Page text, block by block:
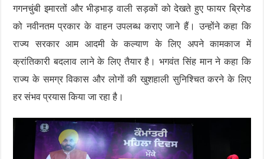
गगनचुंबी इमारतों और भीड़भाड़ वाली सड़कों को देखते हुए फायर ब्रिगेड
को नवीनतम प्रकार के वाहन उपलब्ध कराए जाने हैं। उन्होंने कहा कि
राज्य सरकार आम आदमी के कल्याण के लिए अपने कामकाज में
क्रांतिकारी बदलाव लाने के लिए तैयार है। भगवंत सिंह मान ने कहा कि
राज्य के समग्र विकास और लोगों की खुशहाली सुनिश्चित करने के लिए
हर संभव प्रयास किया जा रहा है।